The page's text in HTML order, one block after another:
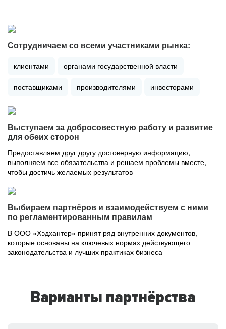
Сотрудничаем со всеми участниками рынка:
клиентами органами государственной власти
поставщиками производителями инвесторами
Выступаем за добросовестную работу и развитие
для обеих сторон
Предоставляем друг другу достоверную информацию,
выполняем все обязательства и решаем проблемы вместе,
чтобы достичь желаемых результатов
Выбираем партнёров и взаимодействуем с ними
по регламентированным правилам
В ООО «Хэдхантер» принят ряд внутренних документов,
которые основаны на ключевых нормах действующего
законодательства и лучших практиках бизнеса
Варианты партнёрства